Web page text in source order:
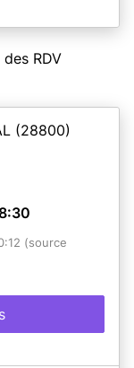
RDV
(28800)
(source